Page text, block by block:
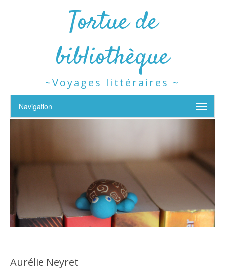
Tortue de
bibliothèque
~Voyages littéraires ~
Aurélie Neyret